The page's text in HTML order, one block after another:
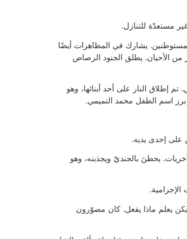
مستعدّة للتنازل.
يشارك في المظاهرات أيضًا
من الأحيان. يطلق الجنود الرصاص
إطلاق النار على أحد أبنائها، وهو
على إحدى يديه.
تظهر أخته البالغة من العمر 14 عاما، وبعدها أمه ونساء أخريات. يحطنَ بالجنديّ ويجذبنه، وهو
يكن يعلم ماذا يفعل. كان مصوّرون